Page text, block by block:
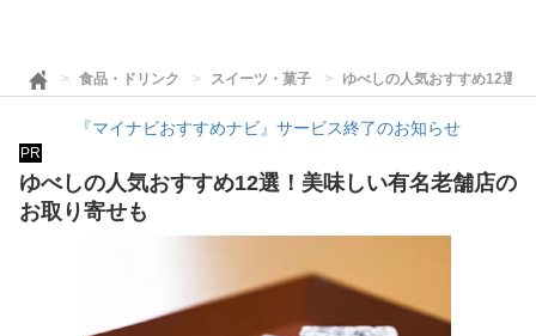
食品・ドリンク スイーツ・菓子 ゆべしの人気おすすめ12選
『マイナビおすすめナビ』サービス終了のお知らせ
PR
ゆべしの人気おすすめ12選！美味しい有名老舗店の
お取り寄せも